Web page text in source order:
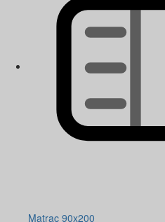
Matrac 90x200